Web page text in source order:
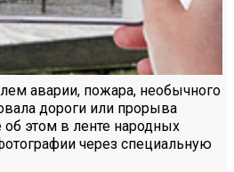
аварии, пожара, необычного
дороги или прорыва
об этом в ленте народных
через специальную